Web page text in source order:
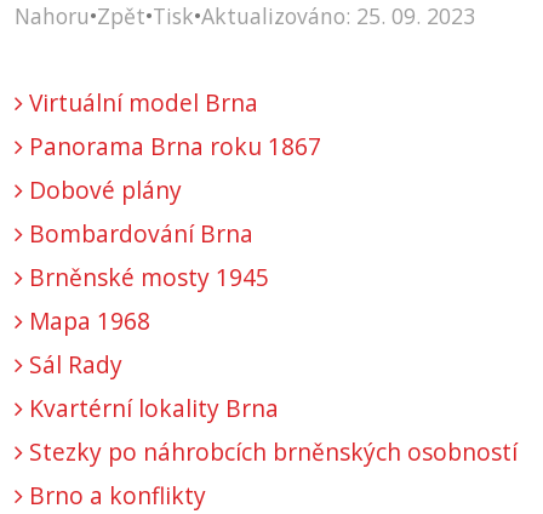
Nahoru•Zpět•Tisk•Aktualizováno: 25. 09. 2023
Virtuální model Brna
Panorama Brna roku 1867
Dobové plány
Bombardování Brna
Brněnské mosty 1945
Mapa 1968
Sál Rady
Kvartérní lokality Brna
Stezky po náhrobcích brněnských osobností
Brno a konflikty